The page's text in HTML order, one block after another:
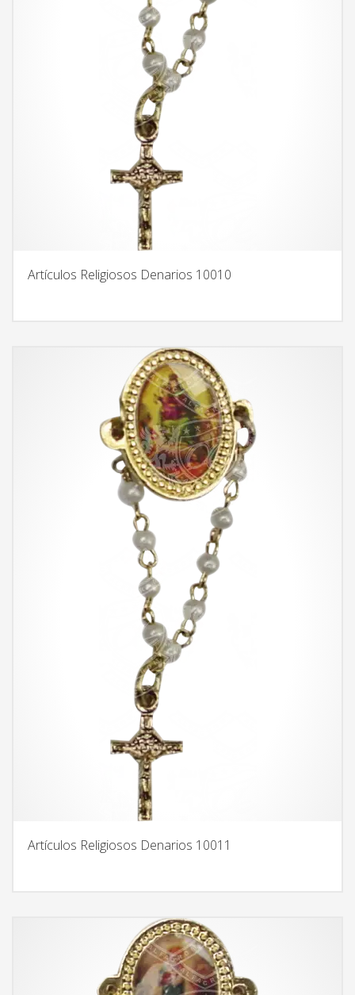
Artículos Religiosos Denarios 10010
Artículos Religiosos Denarios 10011